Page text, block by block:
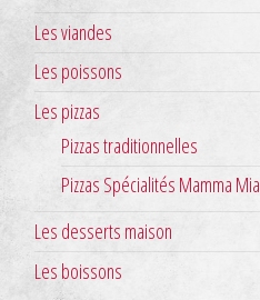
Les viandes
Les poissons
Les pizzas
Pizzas traditionnelles
Pizzas Spécialités Mamma Mia
Les desserts maison
Les boissons